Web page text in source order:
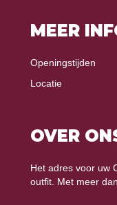
MEER
Openingstijden
Locatie
OVER
Het adres voor uw
outfit. Met meer